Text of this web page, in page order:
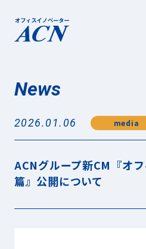
法人のお客様
個人のお客様
About ACN
ACNについて
事業内容
News
2026.01.06 media
ACNグループ新CM『オ
篇』公開について